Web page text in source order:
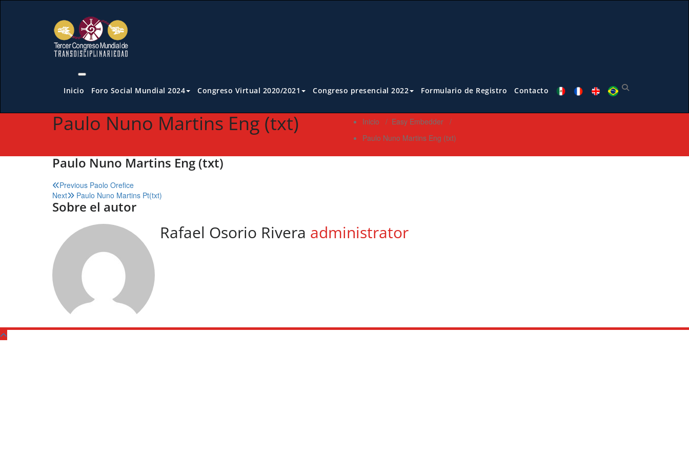
Inicio Foro Social Mundial 2024 Congreso Virtual 2020/2021 Congreso presencial 2022 Formulario de Registro Contacto
Paulo Nuno Martins Eng (txt) Inicio / Easy Embedder /
Paulo Nuno Martins Eng (txt)
Paulo Nuno Martins Eng (txt)
Navegación
de
entradas
Previous Paolo Orefice
Next
Paulo Nuno Martins Pt(txt)
Sobre el autor
Rafael Osorio Rivera administrator